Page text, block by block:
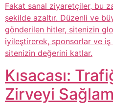
Fakat sanal ziyaretçiler, bu
şekilde azaltır. Düzenli ve
gönderilen hitler, sitenizin
iyileştirerek, sponsorlar ve iş
sitenizin değerini katlar.
Kısacası:
Zirveyi